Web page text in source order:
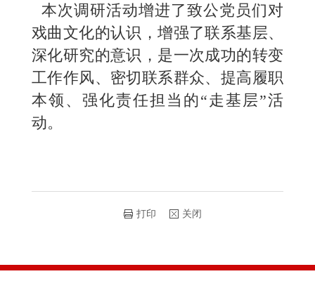
本次调研活动增进了致公党员们对
戏曲文化的认识，增强了联系基层、
深化研究的意识，是一次成功的转变
工作作风、密切联系群众、提高履职
本领、强化责任担当的“走基层”活
动。
打印 关闭